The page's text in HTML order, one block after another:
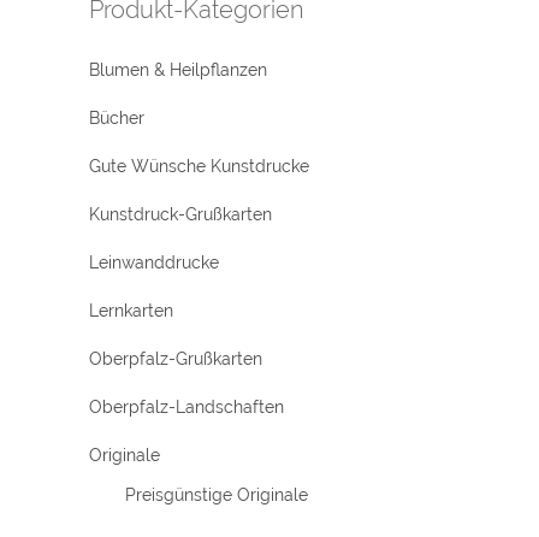
Produkt-Kategorien
Blumen & Heilpflanzen
Bücher
Gute Wünsche Kunstdrucke
Kunstdruck-Grußkarten
Leinwanddrucke
Lernkarten
Oberpfalz-Grußkarten
Oberpfalz-Landschaften
Originale
Preisgünstige Originale